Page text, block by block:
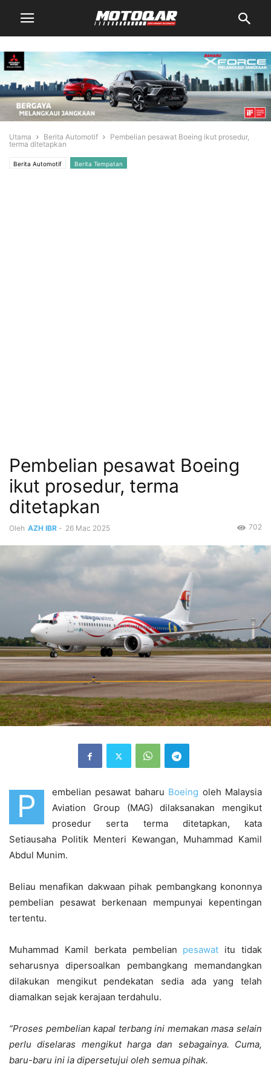
Utama Berita Automotif
Pembelian pesawat Boeing ikut prosedur,
terma ditetapkan
Berita Automotif Berita Tempatan
Pembelian pesawat Boeing
ikut prosedur, terma
ditetapkan
Oleh AZH IBR - 26 Mac 2025 702
P embelian pesawat baharu Boeing oleh Malaysia
Aviation Group (MAG) dilaksanakan mengikut
prosedur serta terma ditetapkan, kata
Setiausaha Politik Menteri Kewangan, Muhammad Kamil
Abdul Munim.
Beliau menafikan dakwaan pihak pembangkang kononnya
pembelian pesawat berkenaan mempunyai kepentingan
tertentu.
Muhammad Kamil berkata pembelian pesawat itu tidak
seharusnya dipersoalkan pembangkang memandangkan
dilakukan mengikut pendekatan sedia ada yang telah
diamalkan sejak kerajaan terdahulu.
“Proses pembelian kapal terbang ini memakan masa selain
perlu diselaras mengikut harga dan sebagainya. Cuma,
baru-baru ini ia dipersetujui oleh semua pihak.